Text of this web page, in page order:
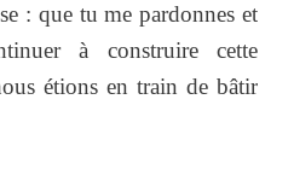
: que tu me pardonnes et
à construire cette
étions en train de bâtir